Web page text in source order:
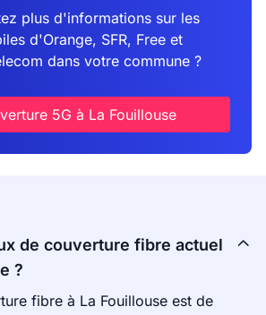
plus d'informations sur les
d'Orange, SFR, Free et
dans votre commune ?
5G à La Fouillouse
de couverture fibre actuel
?
fibre à La Fouillouse est de